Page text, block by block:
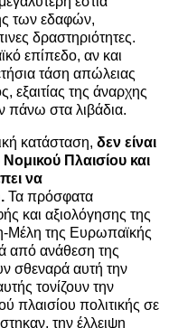
των εδαφών,
δραστηριότητες.
επίπεδο, αν και
τάση απώλειας
εξαιτίας της άναρχης
πάνω στα λιβάδια.
κατάσταση, δεν είναι
Πλαισίου και
να
Τα πρόσφατα
και αξιολόγησης της
Μέλη της Ευρωπαϊκής
από ανάθεση της
σθεναρά αυτή την
τονίζουν την
πλαισίου πολιτικής σε
την έλλειψη